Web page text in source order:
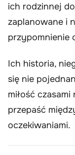
ich rodzinnej
zaplanowane i
przypomnienie
Ich historia,
się nie
miłość
przepaść
oczekiwaniami.